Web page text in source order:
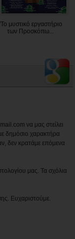
μυστικό εργαστήριο
των Προσκόπω...
να μας στείλει
δημόσιο χαρακτήρα
δεν κρατάμε επόμενα
μας. Τα σχόλια
Ευχαριστούμε.